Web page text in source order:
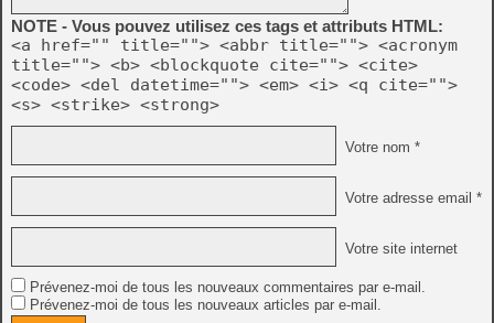
NOTE - Vous pouvez utilisez ces tags et attributs HTML:
<a href="" title=""> <abbr title=""> <acronym
title=""> <b> <blockquote cite=""> <cite>
<code> <del datetime=""> <em> <i> <q cite="">
<s> <strike> <strong>
Votre nom *
Votre adresse email *
Votre site internet
Prévenez-moi de tous les nouveaux commentaires par e-mail.
Prévenez-moi de tous les nouveaux articles par e-mail.